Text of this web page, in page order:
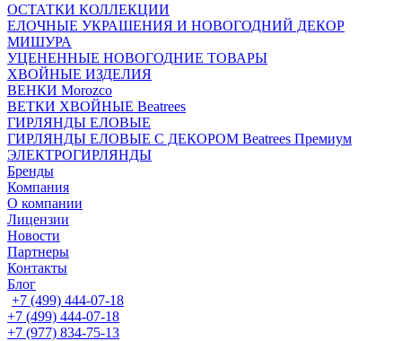
ОСТАТКИ КОЛЛЕКЦИИ
ЕЛОЧНЫЕ УКРАШЕНИЯ И НОВОГОДНИЙ ДЕКОР
МИШУРА
УЦЕНЕННЫЕ НОВОГОДНИЕ ТОВАРЫ
ХВОЙНЫЕ ИЗДЕЛИЯ
ВЕНКИ Morozco
ВЕТКИ ХВОЙНЫЕ Beatrees
ГИРЛЯНДЫ ЕЛОВЫЕ
ГИРЛЯНДЫ ЕЛОВЫЕ С ДЕКОРОМ Beatrees Премиум
ЭЛЕКТРОГИРЛЯНДЫ
Бренды
Компания
О компании
Лицензии
Новости
Партнеры
Контакты
Блог
+7 (499) 444-07-18
+7 (499) 444-07-18
+7 (977) 834-75-13